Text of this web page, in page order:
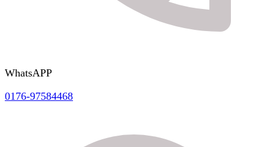
WhatsAPP
0176-97584468